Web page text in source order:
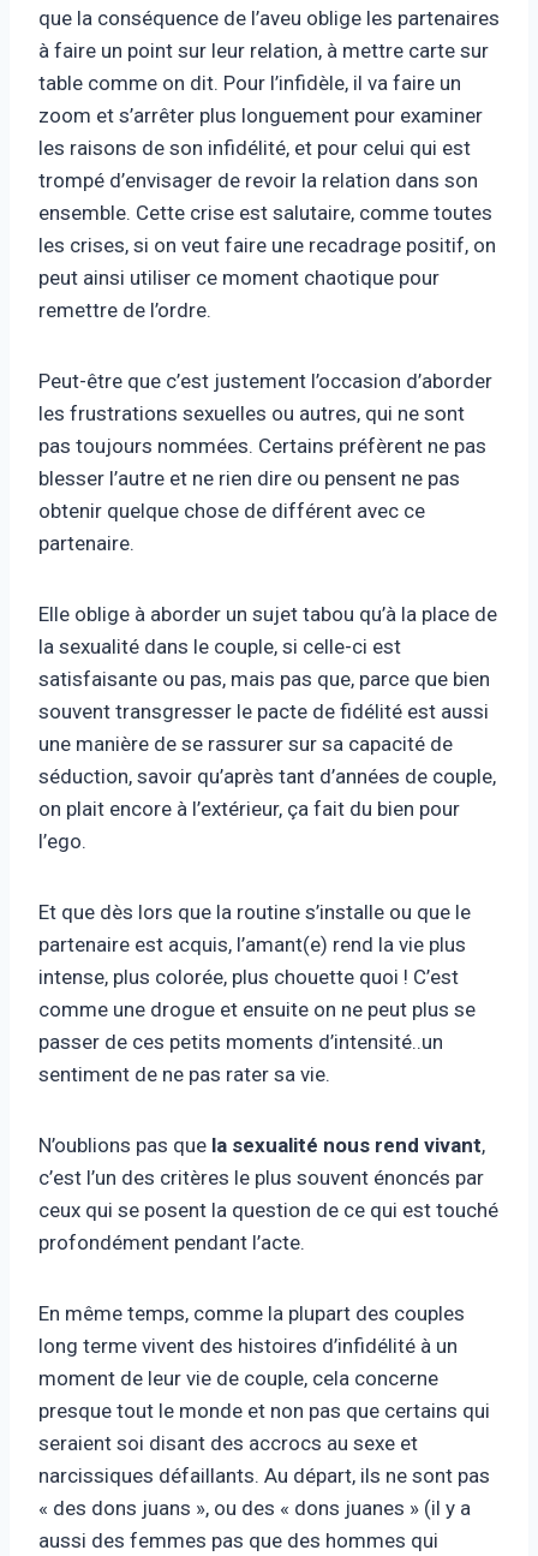
que la conséquence de l’aveu oblige les partenaires
à faire un point sur leur relation, à mettre carte sur
table comme on dit. Pour l’infidèle, il va faire un
zoom et s’arrêter plus longuement pour examiner
les raisons de son infidélité, et pour celui qui est
trompé d’envisager de revoir la relation dans son
ensemble. Cette crise est salutaire, comme toutes
les crises, si on veut faire une recadrage positif, on
peut ainsi utiliser ce moment chaotique pour
remettre de l’ordre.
Peut-être que c’est justement l’occasion d’aborder
les frustrations sexuelles ou autres, qui ne sont
pas toujours nommées. Certains préfèrent ne pas
blesser l’autre et ne rien dire ou pensent ne pas
obtenir quelque chose de différent avec ce
partenaire.
Elle oblige à aborder un sujet tabou qu’à la place de
la sexualité dans le couple, si celle-ci est
satisfaisante ou pas, mais pas que, parce que bien
souvent transgresser le pacte de fidélité est aussi
une manière de se rassurer sur sa capacité de
séduction, savoir qu’après tant d’années de couple,
on plait encore à l’extérieur, ça fait du bien pour
l’ego.
Et que dès lors que la routine s’installe ou que le
partenaire est acquis, l’amant(e) rend la vie plus
intense, plus colorée, plus chouette quoi ! C’est
comme une drogue et ensuite on ne peut plus se
passer de ces petits moments d’intensité..un
sentiment de ne pas rater sa vie.
N’oublions pas que la sexualité nous rend vivant,
c’est l’un des critères le plus souvent énoncés par
ceux qui se posent la question de ce qui est touché
profondément pendant l’acte.
En même temps, comme la plupart des couples
long terme vivent des histoires d’infidélité à un
moment de leur vie de couple, cela concerne
presque tout le monde et non pas que certains qui
seraient soi disant des accrocs au sexe et
narcissiques défaillants. Au départ, ils ne sont pas
« des dons juans », ou des « dons juanes » (il y a
aussi des femmes pas que des hommes qui